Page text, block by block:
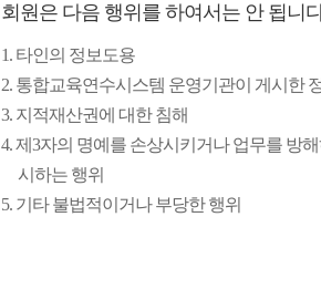
회원은 다음 행위를 하여서는 안 됩니
1. 타인의 정보도용
2. 통합교육연수시스템 운영기관이 게시한
3. 지적재산권에 대한 침해
4. 제3자의 명예를 손상시키거나 업무를 방
시하는 행위
5. 기타 불법적이거나 부당한 행위